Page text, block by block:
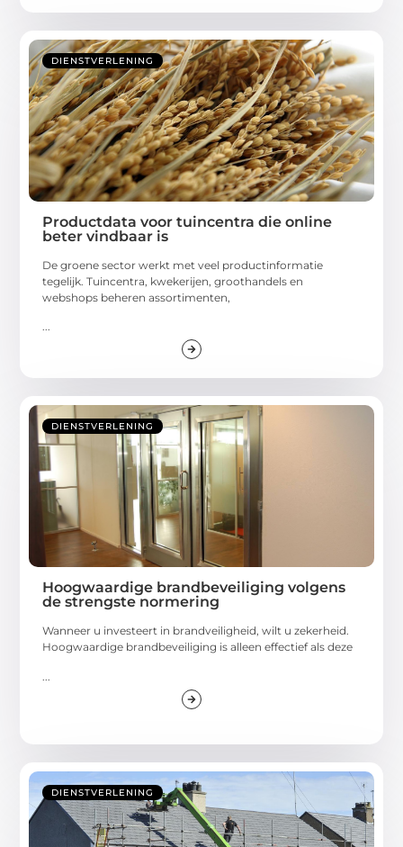
DIENSTVERLENING
Productdata voor tuincentra die online
beter vindbaar is
De groene sector werkt met veel productinformatie
tegelijk. Tuincentra, kwekerijen, groothandels en
webshops beheren assortimenten,
...
DIENSTVERLENING
Hoogwaardige brandbeveiliging volgens
de strengste normering
Wanneer u investeert in brandveiligheid, wilt u zekerheid.
Hoogwaardige brandbeveiliging is alleen effectief als deze
DIENSTVERLENING